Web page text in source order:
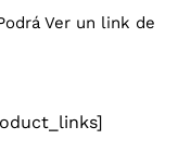
Ver un link de